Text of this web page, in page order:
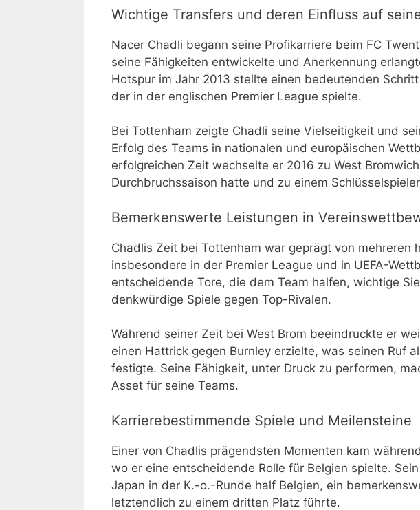
Wichtige Transfers und deren Einfluss auf
Nacer Chadli begann seine Profikarriere beim FC
seine Fähigkeiten entwickelte und Anerkennung
Hotspur im Jahr 2013 stellte einen bedeutenden
der in der englischen Premier League spielte.
Bei Tottenham zeigte Chadli seine Vielseitigkeit und
Erfolg des Teams in nationalen und europäischen
erfolgreichen Zeit wechselte er 2016 zu West
Durchbruchssaison hatte und zu einem
Bemerkenswerte Leistungen in
Chadlis Zeit bei Tottenham war geprägt von mehreren
insbesondere in der Premier League und in UEFA-
entscheidende Tore, die dem Team halfen, wichtige
denkwürdige Spiele gegen Top-Rivalen.
Während seiner Zeit bei West Brom beeindruckte er
einen Hattrick gegen Burnley erzielte, was seinen Ruf
festigte. Seine Fähigkeit, unter Druck zu performen,
Asset für seine Teams.
Karrierebestimmende Spiele und Meilensteine
Einer von Chadlis prägendsten Momenten kam
wo er eine entscheidende Rolle für Belgien spielte.
Japan in der K.-o.-Runde half Belgien, ein
letztendlich zu einem dritten Platz führte.